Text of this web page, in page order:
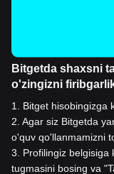
Bitgetda shaxsni
o'zingizni
1
Bitget hisobingizga
2 Agar siz Bitgetda
o'quv qo'llanmamizni
3
Profilingiz belgisiga
tugmasini bosing va